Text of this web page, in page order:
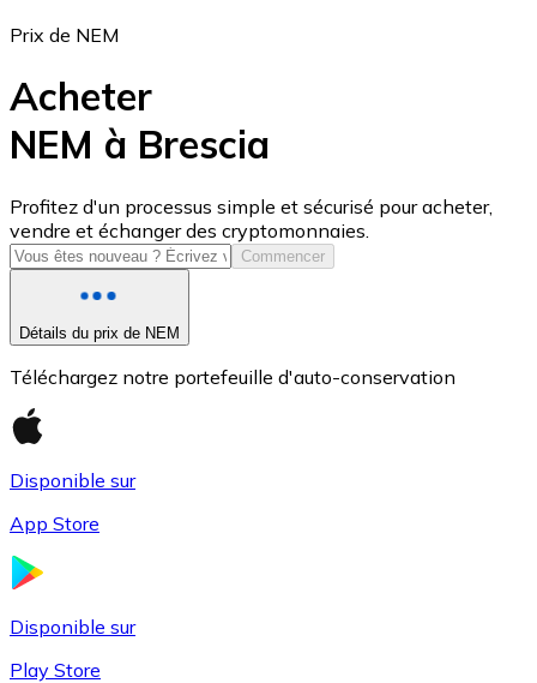
USD Coin
USDC
Prix de NEM
Acheter
NEM à Brescia
Profitez d'un processus simple et sécurisé pour acheter,
vendre et échanger des cryptomonnaies.
Commencer
Détails du prix de NEM
Téléchargez notre portefeuille d'auto-conservation
Disponible sur
App Store
Disponible sur
Play Store